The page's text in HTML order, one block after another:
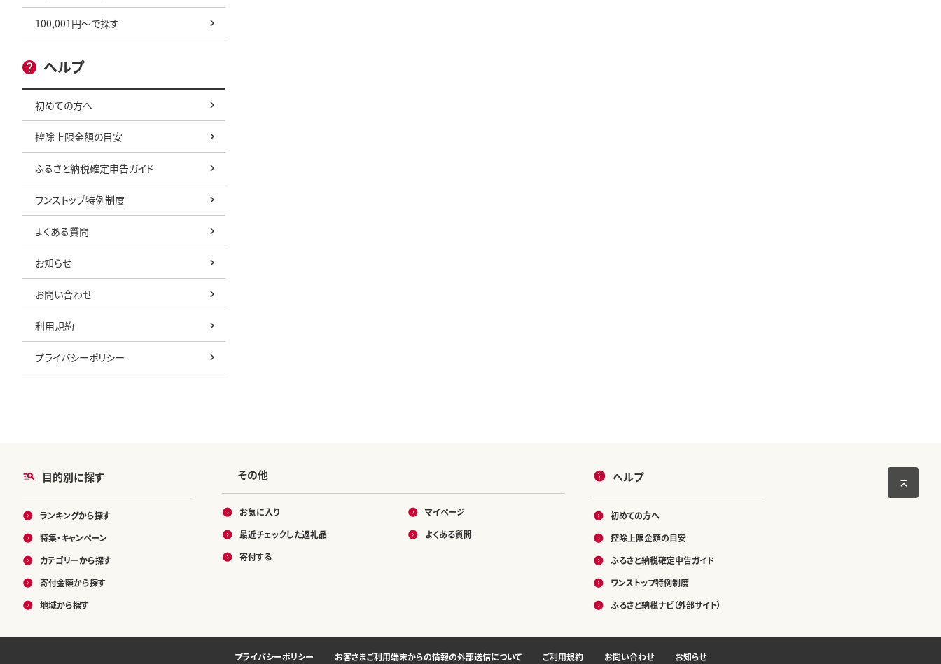
100,001円～で探す
ヘルプ
初めての方へ
控除上限金額の目安
ふるさと納税確定申告ガイド
ワンストップ特例制度
よくある質問
お知らせ
お問い合わせ
利用規約
プライバシーポリシー
目的別に探す
ランキングから探す
特集・キャンペーン
カテゴリーから探す
寄付金額から探す
地域から探す
その他
お気に入り
最近チェックした返礼品
寄付する
マイページ
よくある質問
ヘルプ
初めての方へ
控除上限金額の目安
ふるさと納税確定申告ガイド
ワンストップ特例制度
ふるさと納税ナビ（外部サイト）
プライバシーポリシー お客さまご利用端末からの情報の外部送信について ご利用規約 お問い合わせ お知らせ